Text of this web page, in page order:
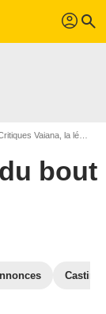
profil search
Vaiana, la légende du bout du monde
bout
Casting